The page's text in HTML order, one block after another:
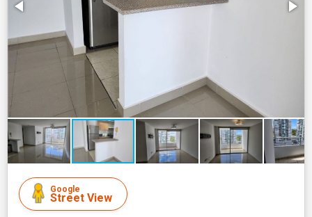
Google
Street View